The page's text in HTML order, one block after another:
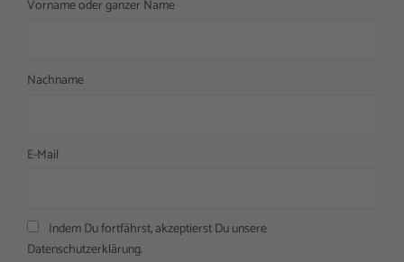
Vorname oder ganzer Name
Nachname
E-Mail
Indem Du fortfährst, akzeptierst Du unsere
Datenschutzerklärung.